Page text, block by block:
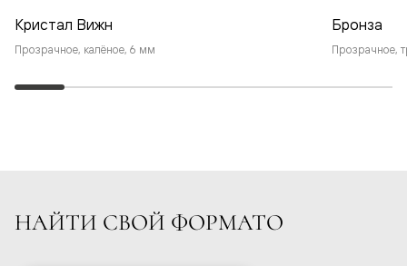
Кристал Вижн
Прозрачное, калёное, 6 мм
Бронза
Прозрачное,
НАЙТИ СВОЙ ФОРМАТО